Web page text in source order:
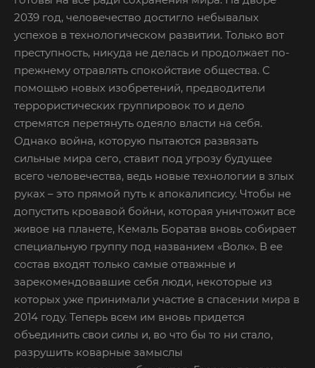
2039 год, человечество достигло небывалых
успехов в технологическом развитии. Только вот
преступность, никуда не делась и продолжает по-
прежнему отравлять спокойствие общества. С
помощью новых изобретений, предводители
террористических группировок то и дело
стремятся перетянуть одеяло власти на себя.
Однако война, которую пытаются развязать
сильные мира сего, ставит под угрозу будущее
всего человечества, ведь новые технологии в злых
руках – это прямой путь к апокалипсису. Чтобы не
допустить кровавой бойни, которая уничтожит все
живое на планете, Кемаль Боратав вновь собирает
специальную группу под названием «Волк». В ее
состав входят только самые отважные и
зарекомендовавшие себя люди, некоторые из
которых уже принимали участие в спасении мира в
2014 году. Теперь всем им вновь придется
объединить свои силы и, во что бы то ни стало,
разрушить коварные замыслы